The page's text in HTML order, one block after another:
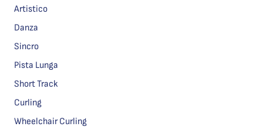
Artistico
Danza
Sincro
Pista Lunga
Short Track
Curling
Wheelchair Curling